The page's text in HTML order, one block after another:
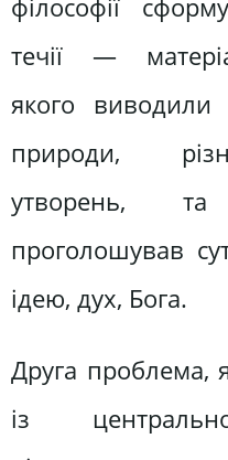
течії —
якого виводили
природи,
утворень,
проголошував
ідею, дух, Бога.
Друга проблема,
із